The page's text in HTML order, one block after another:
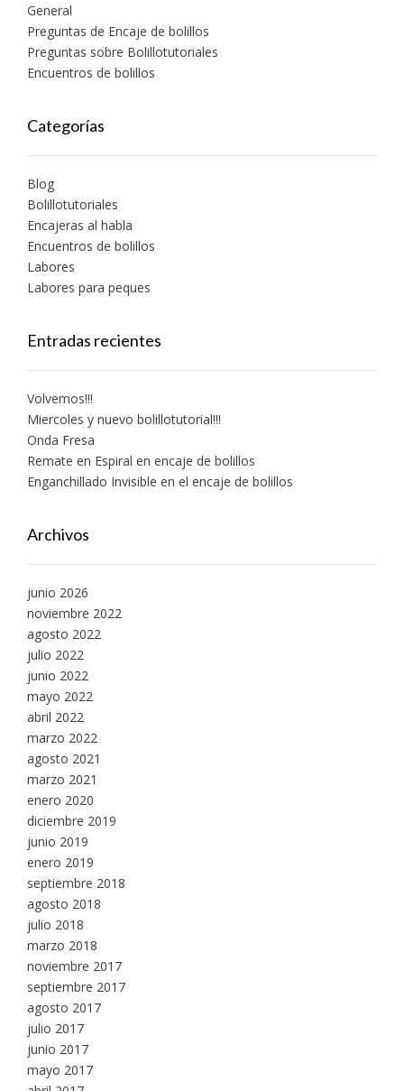
General
Preguntas de Encaje de bolillos
Preguntas sobre Bolillotutoriales
Encuentros de bolillos
Categorías
Blog
Bolillotutoriales
Encajeras al habla
Encuentros de bolillos
Labores
Labores para peques
Entradas recientes
Volvemos!!!
Miercoles y nuevo bolillotutorial!!!
Onda Fresa
Remate en Espiral en encaje de bolillos
Enganchillado Invisible en el encaje de bolillos
Archivos
junio 2026
noviembre 2022
agosto 2022
julio 2022
junio 2022
mayo 2022
abril 2022
marzo 2022
agosto 2021
marzo 2021
enero 2020
diciembre 2019
junio 2019
enero 2019
septiembre 2018
agosto 2018
julio 2018
marzo 2018
noviembre 2017
septiembre 2017
agosto 2017
julio 2017
junio 2017
mayo 2017